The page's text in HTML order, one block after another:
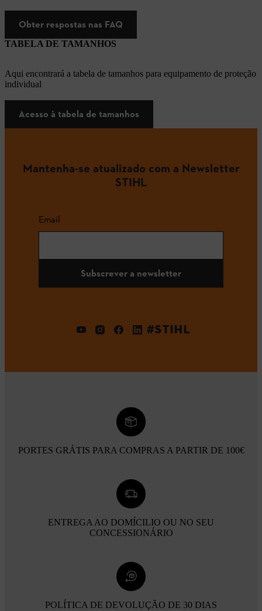
Obter respostas nas FAQ
TABELA DE TAMANHOS
Aqui encontrará a tabela de tamanhos para equipamento de proteção
individual
Acesso à tabela de tamanhos
Mantenha-se atualizado com a Newsletter
STIHL
Email
Subscrever a newsletter
#STIHL
PORTES GRÁTIS PARA COMPRAS A PARTIR DE 100€
ENTREGA AO DOMÍCILIO OU NO SEU
CONCESSIONÁRIO
POLÍTICA DE DEVOLUÇÃO DE 30 DIAS